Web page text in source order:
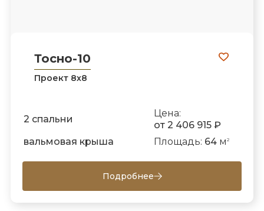
Тосно-10
Проект 8х8
2 спальни
Цена:
от 2 406 915 ₽
вальмовая крыша
Площадь: 64м 2
Подробнее